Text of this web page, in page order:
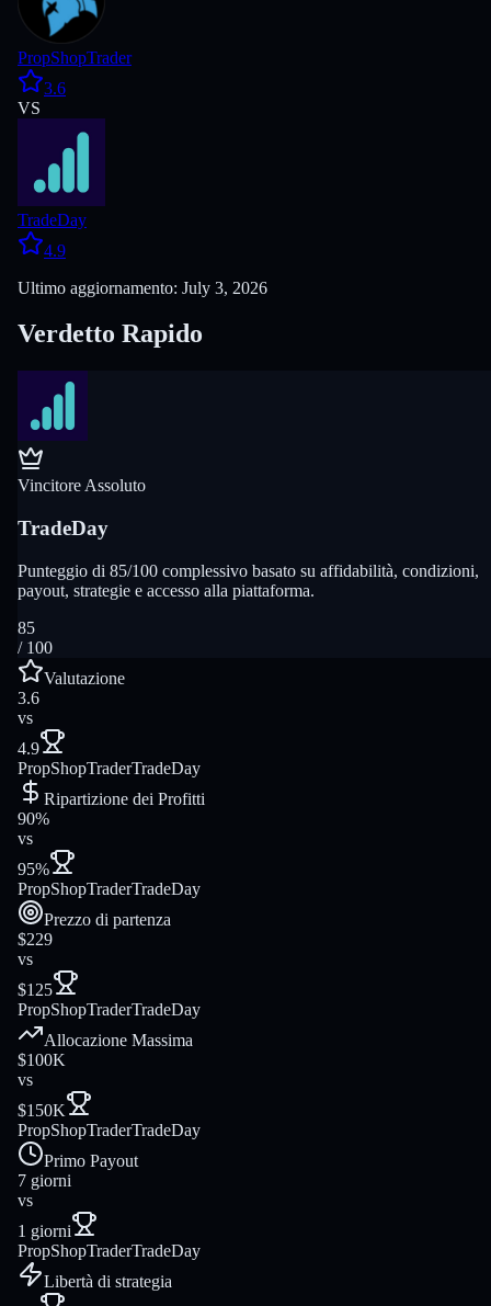
PropShopTrader
3.6
VS
TradeDay
4.9
Ultimo aggiornamento: July 3, 2026
Verdetto Rapido
Vincitore Assoluto
TradeDay
Punteggio di 85/100 complessivo basato su affidabilità, condizioni,
payout, strategie e accesso alla piattaforma.
85
/ 100
Valutazione
3.6
vs
4.9
PropShopTraderTradeDay
Ripartizione dei Profitti
90%
vs
95%
PropShopTraderTradeDay
Prezzo di partenza
$229
vs
$125
PropShopTraderTradeDay
Allocazione Massima
$100K
vs
$150K
PropShopTraderTradeDay
Primo Payout
7 giorni
vs
1 giorni
PropShopTraderTradeDay
Libertà di strategia